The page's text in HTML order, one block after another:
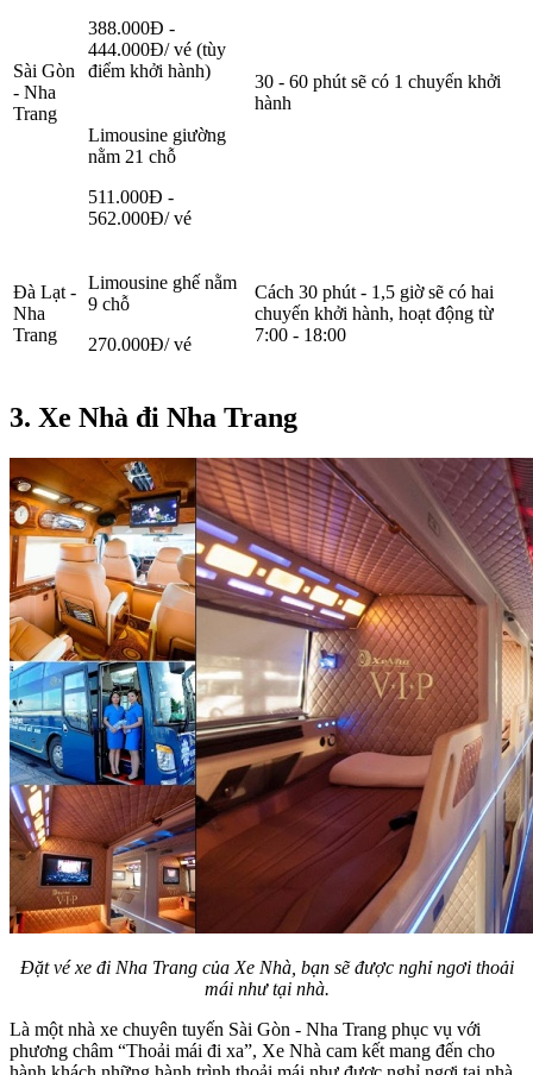
Sài Gòn
- Nha
Trang
388.000Đ -
444.000Đ/ vé (tùy
điểm khởi hành)
30 - 60 phút sẽ có 1 chuyến khởi
hành
Limousine giường
nằm 21 chỗ
511.000Đ -
562.000Đ/ vé
Đà Lạt -
Nha
Trang
Limousine ghế nằm
9 chỗ
270.000Đ/ vé
Cách 30 phút - 1,5 giờ sẽ có hai
chuyến khởi hành, hoạt động từ
7:00 - 18:00
3. Xe Nhà đi Nha Trang
Đặt vé xe đi Nha Trang của Xe Nhà, bạn sẽ được nghỉ ngơi thoải
mái như tại nhà.
Là một nhà xe chuyên tuyến Sài Gòn - Nha Trang phục vụ với
phương châm “Thoải mái đi xa”, Xe Nhà cam kết mang đến cho